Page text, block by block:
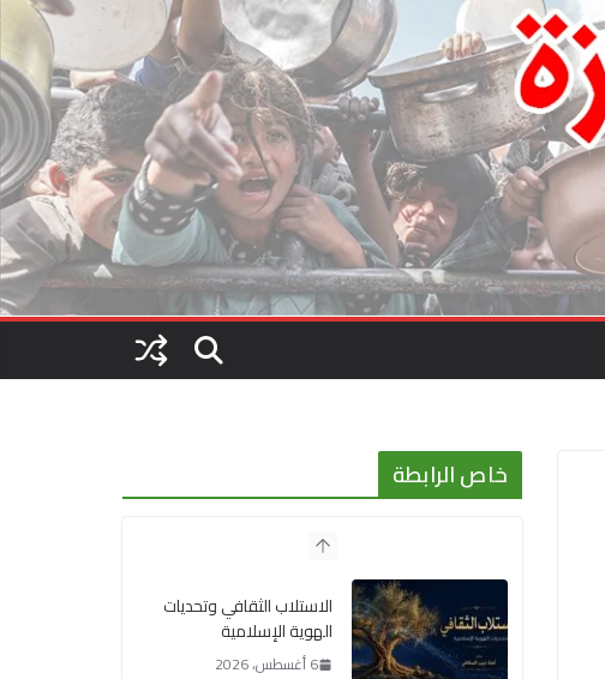
خاص الرابطة
الاستلاب الثقافي وتحديات
الهوية الإسلامية
6 أغسطس، 2026